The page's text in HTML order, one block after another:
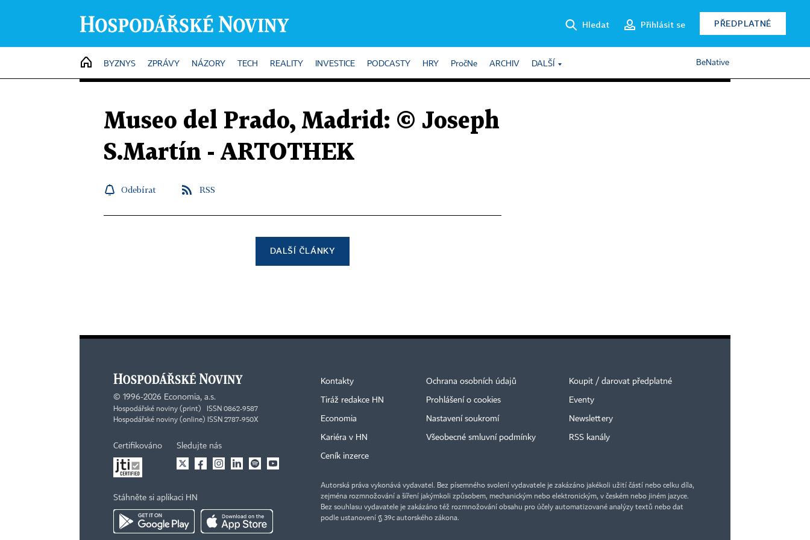
Hledat Přihlásit se PŘEDPLATNÉ
HOME
BYZNYS ZPRÁVY NÁZORY TECH REALITY INVESTICE PODCASTY HRY PročNe ARCHIV DALŠÍ BeNative
Museo del Prado, Madrid: © Joseph
S.Martín - ARTOTHEK
Odebírat RSS
DALŠÍ ČLÁNKY
© 1996-2026 Economia, a.s.
Hospodářské noviny (print) ISSN 0862-9587
Hospodářské noviny (online) ISSN 2787-950X
Certifikováno Sledujte nás
Stáhněte si aplikaci HN
Kontakty
Tiráž redakce HN
Economia
Kariéra v HN
Ceník inzerce
Ochrana osobních údajů
Prohlášení o cookies
Nastavení soukromí
Všeobecné smluvní podmínky
Koupit / darovat předplatné
Eventy
Newslettery
RSS kanály
Autorská práva vykonává vydavatel. Bez písemného svolení vydavatele je zakázáno jakékoli užití částí nebo celku díla,
zejména rozmnožování a šíření jakýmkoli způsobem, mechanickým nebo elektronickým, v českém nebo jiném jazyce.
Bez souhlasu vydavatele je zakázáno též rozmnožování obsahu pro účely automatizované analýzy textů nebo dat
podle ustanovení § 39c autorského zákona.